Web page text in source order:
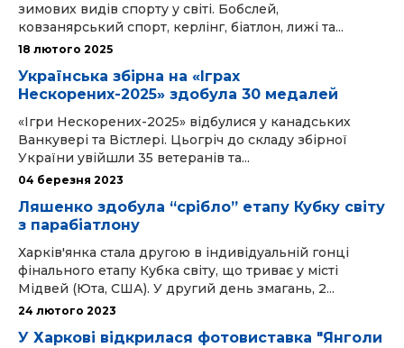
зимових видів спорту у світі. Бобслей,
ковзанярський спорт, керлінг, біатлон, лижі та...
18 лютого 2025
Українська збірна на «Іграх
Нескорених-2025» здобула 30 медалей
«Ігри Нескорених-2025» відбулися у канадських
Ванкувері та Вістлері. Цьогріч до складу збірної
України увійшли 35 ветеранів та...
04 березня 2023
Ляшенко здобула “срібло” етапу Кубку світу
з парабіатлону
Харків'янка стала другою в індивідуальній гонці
фінального етапу Кубка світу, що триває у місті
Мідвей (Юта, США). У другий день змагань, 2...
24 лютого 2023
У Харкові відкрилася фотовиставка "Янголи